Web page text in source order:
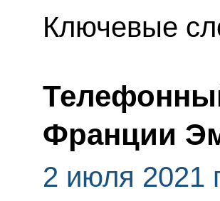
Ключевые
Франции
2 июля 2021